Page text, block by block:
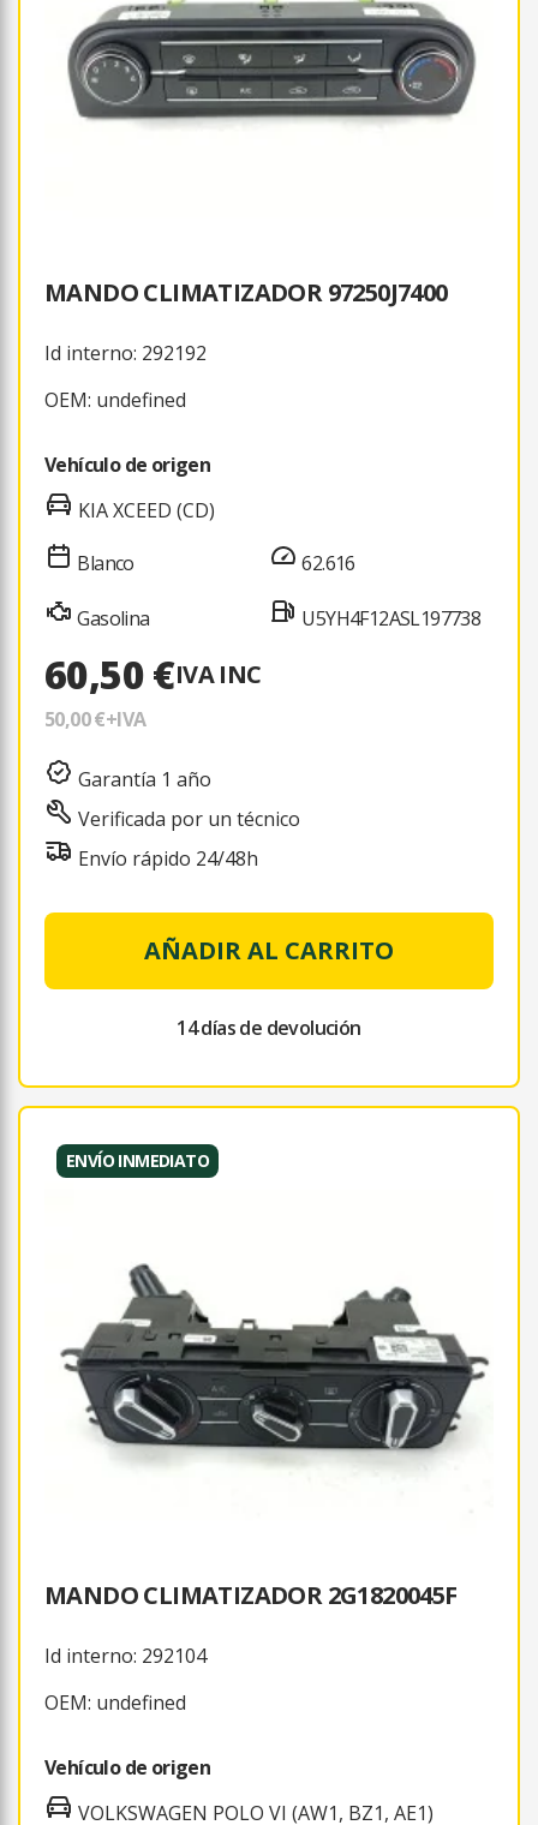
MANDO CLIMATIZADOR 97250J7400
Id interno: 292192
OEM: undefined
Vehículo de origen
KIA XCEED (CD)
Blanco
Gasolina
62.616
U5YH4F12ASL197738
60,50 €IVA INC
50,00 €+IVA
Garantía 1 año
Verificada por un técnico
Envío rápido 24/48h
AÑADIR AL CARRITO
14 días de devolución
ENVÍO INMEDIATO
MANDO CLIMATIZADOR 2G1820045F
Id interno: 292104
OEM: undefined
Vehículo de origen
VOLKSWAGEN POLO VI (AW1, BZ1, AE1)